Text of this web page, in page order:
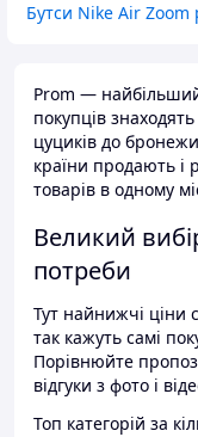
Бутси Nike Air Zoom
Prom —
покупців
цуциків до
країни продають і
товарів в одному
Великий
потреби
Тут найнижчі ціни
так кажуть самі
Порівнюйте
відгуки з фото і
Топ категорій за